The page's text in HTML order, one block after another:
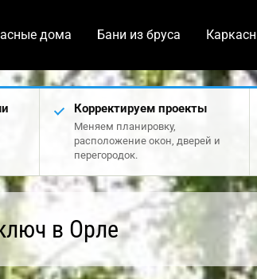
дома Бани из бруса
Корректируем проекты
Меняем планировку,
расположение окон, дверей и
перегородок.
в Орле